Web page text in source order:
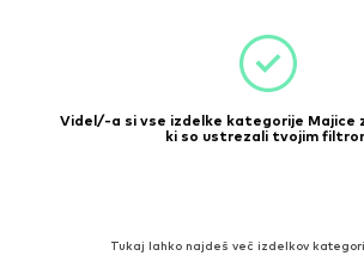
Videl/-a si vse izdelke kategorije Majice
ki so ustrezali tvojim
Tukaj lahko najdeš več izdelkov